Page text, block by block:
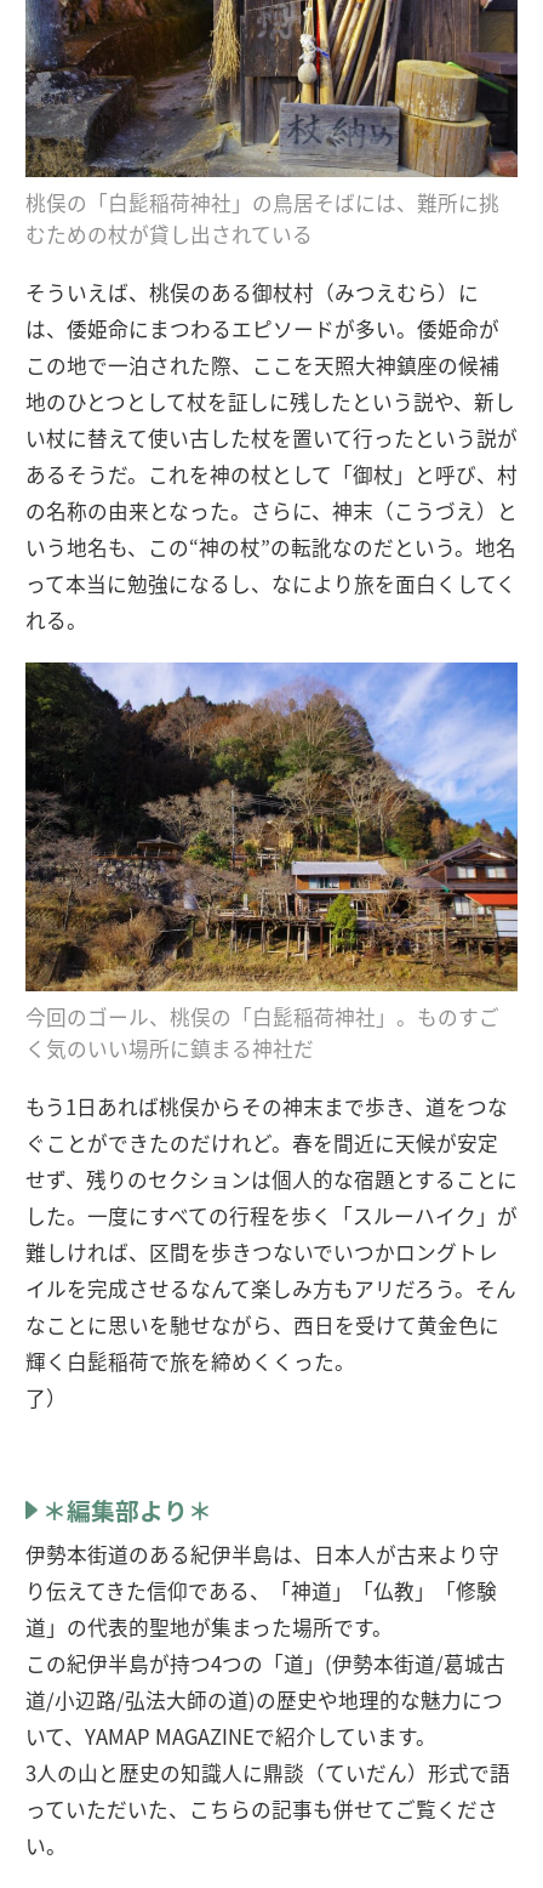
桃俣の「白髭稲荷神社」の鳥居そばには、難所に挑
むための杖が貸し出されている
そういえば、桃俣のある御杖村（みつえむら）に
は、倭姫命にまつわるエピソードが多い。倭姫命が
この地で一泊された際、ここを天照大神鎮座の候補
地のひとつとして杖を証しに残したという説や、新し
い杖に替えて使い古した杖を置いて行ったという説が
あるそうだ。これを神の杖として「御杖」と呼び、村
の名称の由来となった。さらに、神末（こうづえ）と
いう地名も、この“神の杖”の転訛なのだという。地名
って本当に勉強になるし、なにより旅を面白くしてく
れる。
今回のゴール、桃俣の「白髭稲荷神社」。ものすご
く気のいい場所に鎮まる神社だ
もう1日あれば桃俣からその神末まで歩き、道をつな
ぐことができたのだけれど。春を間近に天候が安定
せず、残りのセクションは個人的な宿題とすることに
した。一度にすべての行程を歩く「スルーハイク」が
難しければ、区間を歩きつないでいつかロングトレ
イルを完成させるなんて楽しみ方もアリだろう。そん
なことに思いを馳せながら、西日を受けて黄金色に
輝く白髭稲荷で旅を締めくくった。
了）
＊編集部より＊
伊勢本街道のある紀伊半島は、日本人が古来より守
り伝えてきた信仰である、「神道」「仏教」「修験
道」の代表的聖地が集まった場所です。
この紀伊半島が持つ4つの「道」(伊勢本街道/葛城古
道/小辺路/弘法大師の道)の歴史や地理的な魅力につ
いて、YAMAP MAGAZINEで紹介しています。
3人の山と歴史の知識人に鼎談（ていだん）形式で語
っていただいた、こちらの記事も併せてご覧くださ
い。